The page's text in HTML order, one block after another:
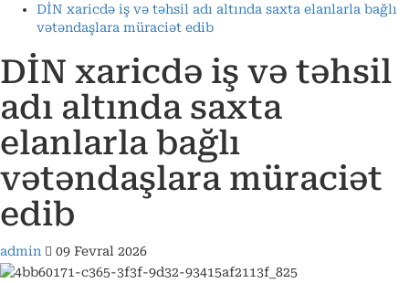
DİN xaricdə iş və təhsil adı altında saxta elanlarla bağlı
vətəndaşlara müraciət edib
DİN xaricdə iş və təhsil
adı altında saxta
elanlarla bağlı
vətəndaşlara müraciət
edib
admin 09 Fevral 2026